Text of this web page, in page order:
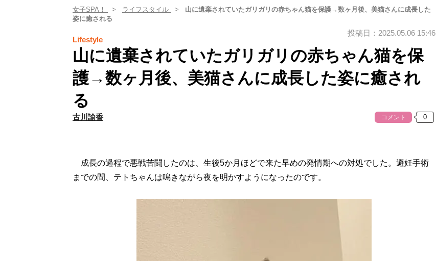
女子SPA！ ライフスタイル
山に遺棄されていたガリガリの赤ちゃん猫を保護→数ヶ月後、美猫さんに成長した
姿に癒される
Lifestyle
投稿日：2025.05.06 15:46
山に遺棄されていたガリガリの赤ちゃん猫を保
護→数ヶ月後、美猫さんに成長した姿に癒され
る
古川諭香 コメント
成長の過程で悪戦苦闘したのは、生後5か月ほどで来た早めの発情期への対処でした。避妊手術
までの間、テトちゃんは鳴きながら夜を明かすようになったのです。